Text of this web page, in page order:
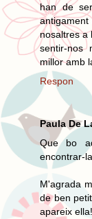
han de
antigament
nosaltres a
sentir-nos
millor amb
Respon
Paula De
Que bo
encontrar-
M'agrada
de ben
apareix